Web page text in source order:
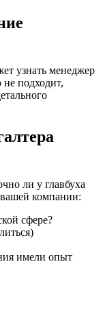
узнать менеджер
не подходит,
ли у главбуха
компании:
сфере?
имели опыт